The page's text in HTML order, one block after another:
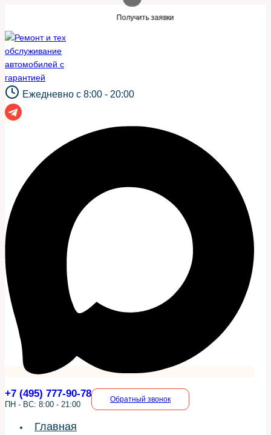
содержимому
Нужны заявки для
Ежедневно с 8:00 - 20:00
+7 (495) 777-90-78
ПН - ВС: 8:00 - 21:00
Обратный звонок
Главная